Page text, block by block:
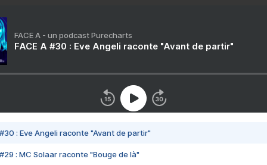
FACE A - un podcast Purecharts
FACE A #30 : Eve Angeli raconte "Avant de partir"
#30 : Eve Angeli raconte "Avant de partir"
#29 : MC Solaar raconte "Bouge de là"